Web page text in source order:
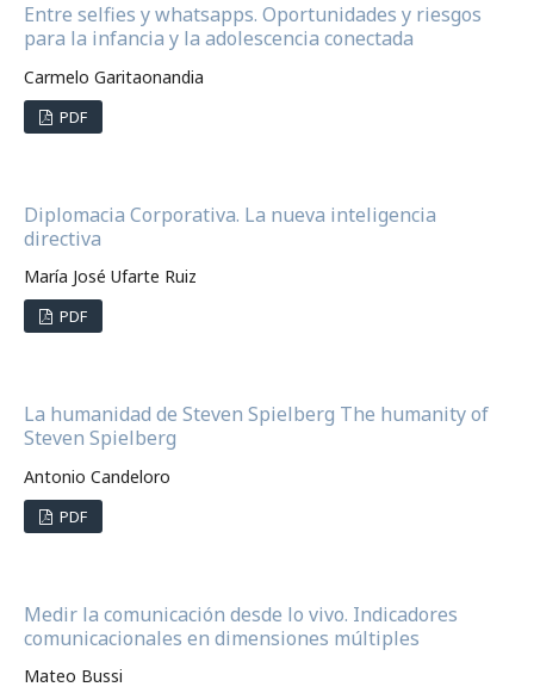
Entre selfies y whatsapps. Oportunidades y riesgos
para la infancia y la adolescencia conectada
Carmelo Garitaonandia
PDF
Diplomacia Corporativa. La nueva inteligencia
directiva
María José Ufarte Ruiz
PDF
La humanidad de Steven Spielberg The humanity of
Steven Spielberg
Antonio Candeloro
PDF
Medir la comunicación desde lo vivo. Indicadores
comunicacionales en dimensiones múltiples
Mateo Bussi